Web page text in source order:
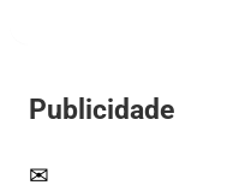
Publicidade
✉